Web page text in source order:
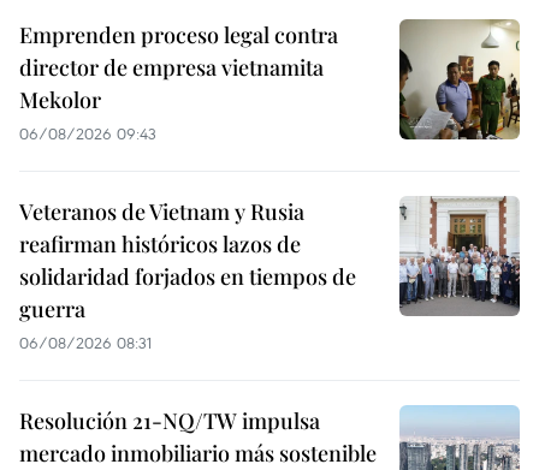
Emprenden proceso legal contra
director de empresa vietnamita
Mekolor
06/08/2026 09:43
Veteranos de Vietnam y Rusia
reafirman históricos lazos de
solidaridad forjados en tiempos de
guerra
06/08/2026 08:31
Resolución 21-NQ/TW impulsa
mercado inmobiliario más sostenible